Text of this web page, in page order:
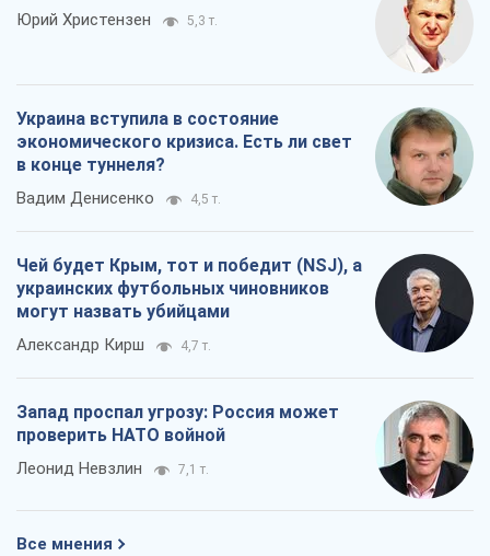
Юрий Христензен 5,3 т.
Украина вступила в состояние
экономического кризиса. Есть ли свет
в конце туннеля?
Вадим Денисенко 4,5 т.
Чей будет Крым, тот и победит (NSJ), а
украинских футбольных чиновников
могут назвать убийцами
Александр Кирш 4,7 т.
Запад проспал угрозу: Россия может
проверить НАТО войной
Леонид Невзлин 7,1 т.
Все мнения